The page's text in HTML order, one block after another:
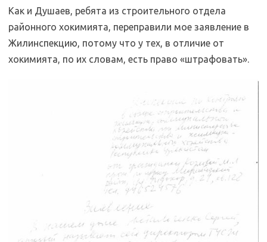
Как и Душаев, ребята из строительного отдела
районного хокимията, переправили мое заявление в
Жилинспекцию, потому что у тех, в отличие от
хокимията, по их словам, есть право «штрафовать».